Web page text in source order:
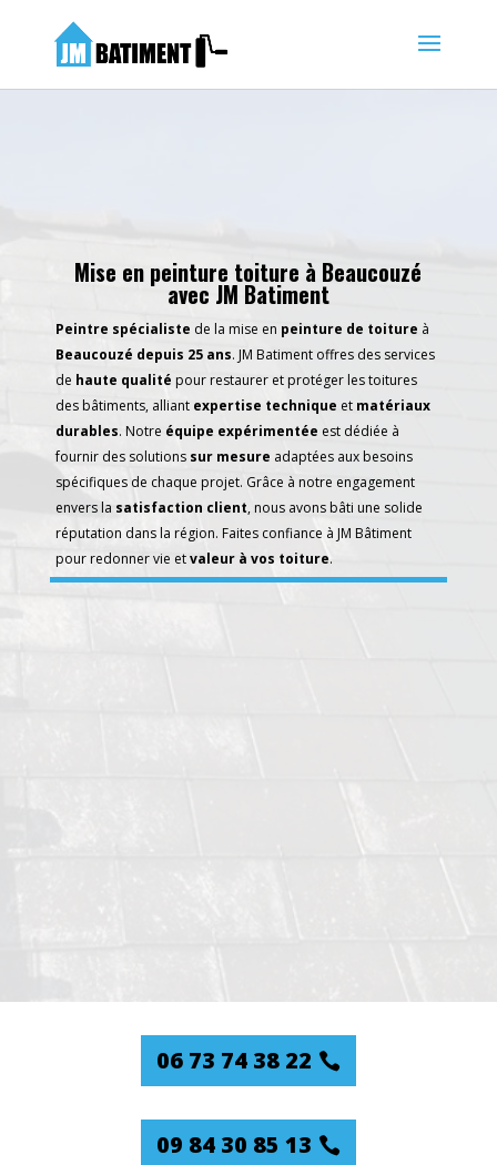
Mise en peinture toiture à Beaucouzé
avec JM Batiment
Peintre spécialiste de la mise en peinture de toiture à
Beaucouzé depuis 25 ans. JM Batimentoffres des services
de haute qualité pour restaurer et protéger les toitures
des bâtiments, alliant expertise technique et matériaux
durables. Notre équipe expérimentée est dédiée à
fournir des solutions sur mesure adaptées aux besoins
spécifiques de chaque projet. Grâce à notre engagement
envers la satisfaction client, nous avons bâti une solide
réputation dans la région. Faites confiance à JM Bâtiment
pour redonner vie etvaleur à vos toiture.
06 73 74 38 22
09 84 30 85 13